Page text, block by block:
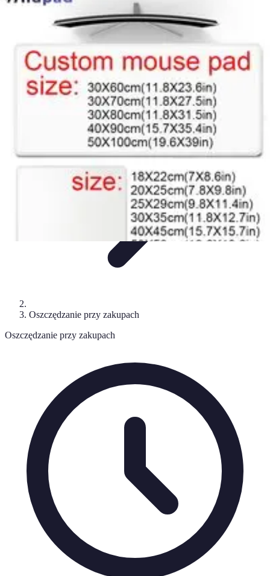
Porady ZakupowePorady zakupowePromocjeTrendy i
Zakupy Na Topie
Oszczędzanie przy zakupach
Oszczędzanie przy zakupach